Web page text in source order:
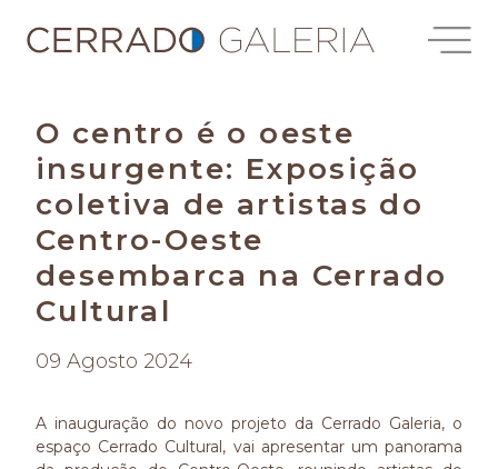
O centro é o oeste
insurgente: Exposição
coletiva de artistas do
Centro-Oeste
desembarca na Cerrado
Cultural
09 Agosto 2024
A inauguração do novo projeto da Cerrado Galeria, o
espaço Cerrado Cultural, vai apresentar um panorama